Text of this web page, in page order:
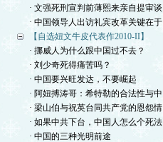
· 文强死刑宣判前薄熙来亲自提审谈
· 中国领导人出访礼宾改革关键在于
【自选妞文牛皮代表作2010-II】
· 挪威人为什么跟中国过不去？
· 刘少奇死得痛苦吗？
· 中国要兴旺发达，不要崛起
· 阿妞搏涛哥：希特勒的合法性与中
· 梁山伯与祝英台同共产党的恩怨情
· 如果中共下台，中国人怎么个死法
· 中国的三种光明前途